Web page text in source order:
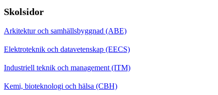
Skolsidor
Arkitektur och samhällsbyggnad (ABE)
Elektroteknik och datavetenskap (EECS)
Industriell teknik och management (ITM)
Kemi, bioteknologi och hälsa (CBH)